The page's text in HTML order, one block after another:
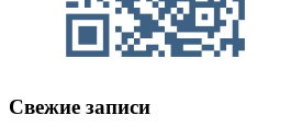
Свежие записи